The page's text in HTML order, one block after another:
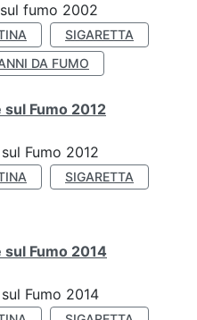
fumo 2002
SIGARETTA
DA FUMO
Fumo 2012
Fumo 2012
SIGARETTA
Fumo 2014
Fumo 2014